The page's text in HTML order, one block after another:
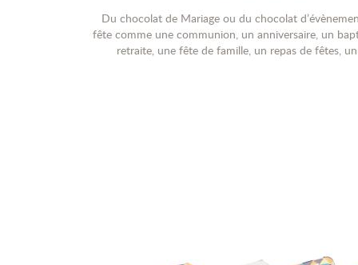
Du chocolat de Mariage ou du chocolat
fête comme une communion, un anniversaire, un
retraite, une fête de famille, un repas de fêtes,